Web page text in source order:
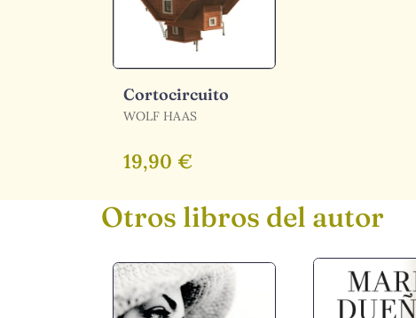
Cortocircuito
WOLF HAAS
19,90 €
Otros libros del autor